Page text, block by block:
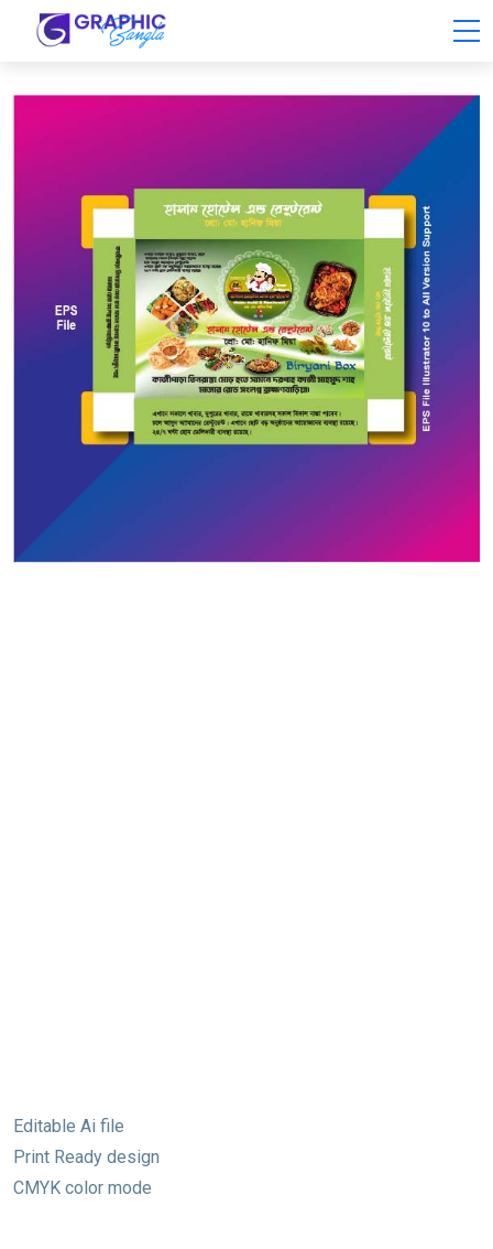
Editable Ai file
Print Ready design
CMYK color mode